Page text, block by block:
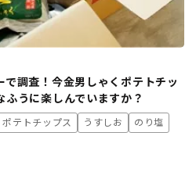
で調査！今金男しゃくポテトチッ
うに楽しんでいますか？
テトチップス うすしお のり塩